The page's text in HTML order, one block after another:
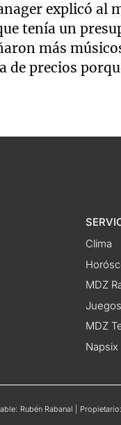
explicó al
tenía un
más
de precios
Clima
MDZ
Juegos
MDZ
Napsix
Rubén Rabanal |